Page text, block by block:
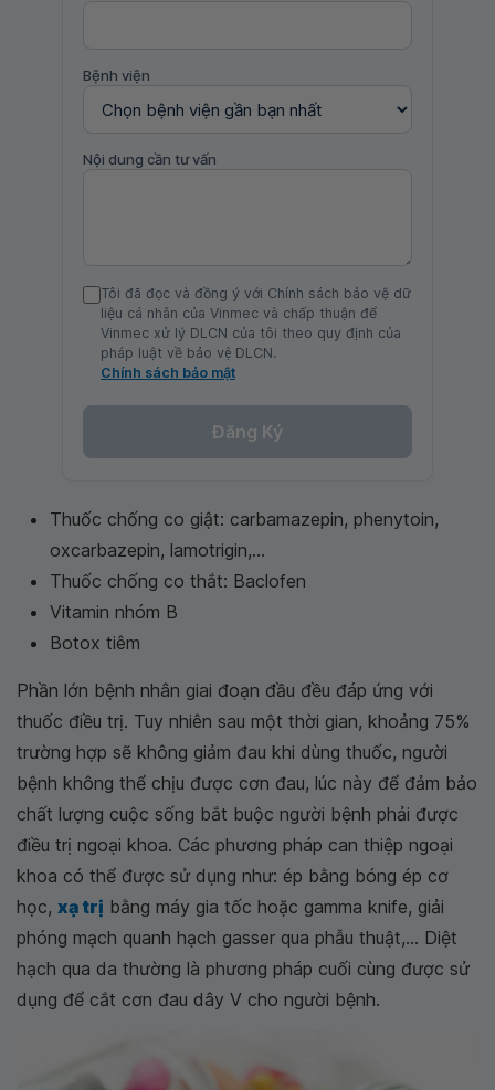
Bệnh viện
Nội dung cần tư vấn
Tôi đã đọc và đồng ý với Chính sách bảo vệ dữ
liệu cá nhân của Vinmec và chấp thuận để
Vinmec xử lý DLCN của tôi theo quy định của
pháp luật về bảo vệ DLCN.
Chính sách bảo mật
Đăng Ký
Thuốc chống co giật: carbamazepin, phenytoin,
oxcarbazepin, lamotrigin,...
Thuốc chống co thắt: Baclofen
Vitamin nhóm B
Botox tiêm
Phần lớn bệnh nhân giai đoạn đầu đều đáp ứng với
thuốc điều trị. Tuy nhiên sau một thời gian, khoảng 75%
trường hợp sẽ không giảm đau khi dùng thuốc, người
bệnh không thể chịu được cơn đau, lúc này để đảm bảo
chất lượng cuộc sống bắt buộc người bệnh phải được
điều trị ngoại khoa. Các phương pháp can thiệp ngoại
khoa có thể được sử dụng như: ép bằng bóng ép cơ
học, xạ trị bằng máy gia tốc hoặc gamma knife, giải
phóng mạch quanh hạch gasser qua phẫu thuật,... Diệt
hạch qua da thường là phương pháp cuối cùng được sử
dụng để cắt cơn đau dây V cho người bệnh.